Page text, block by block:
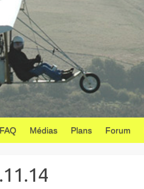
FAQ Médias Plans Forum